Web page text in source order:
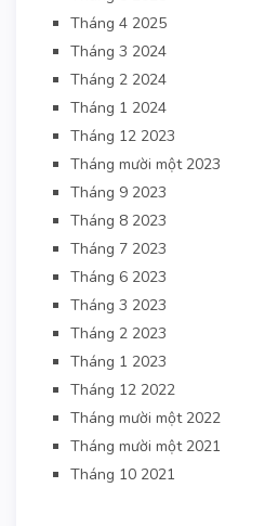
Tháng 4 2025
Tháng 3 2024
Tháng 2 2024
Tháng 1 2024
Tháng 12 2023
Tháng mười một 2023
Tháng 9 2023
Tháng 8 2023
Tháng 7 2023
Tháng 6 2023
Tháng 3 2023
Tháng 2 2023
Tháng 1 2023
Tháng 12 2022
Tháng mười một 2022
Tháng mười một 2021
Tháng 10 2021